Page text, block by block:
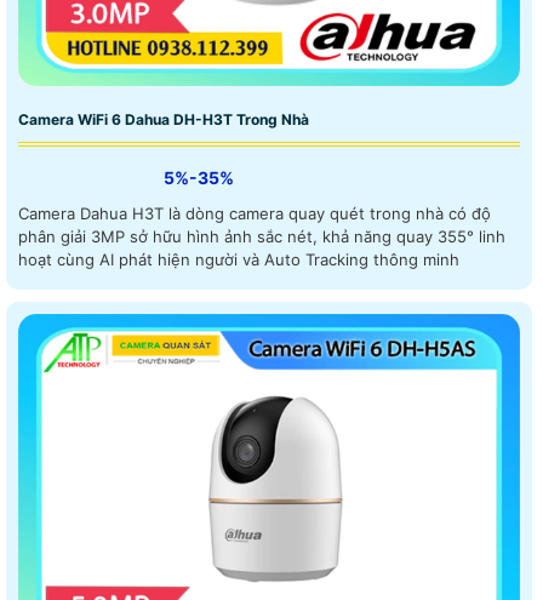
Camera WiFi 6 Dahua DH-H3T Trong Nhà
5%-35%
Camera Dahua H3T là dòng camera quay quét trong nhà có độ
phân giải 3MP sở hữu hình ảnh sắc nét, khả năng quay 355° linh
hoạt cùng AI phát hiện người và Auto Tracking thông minh